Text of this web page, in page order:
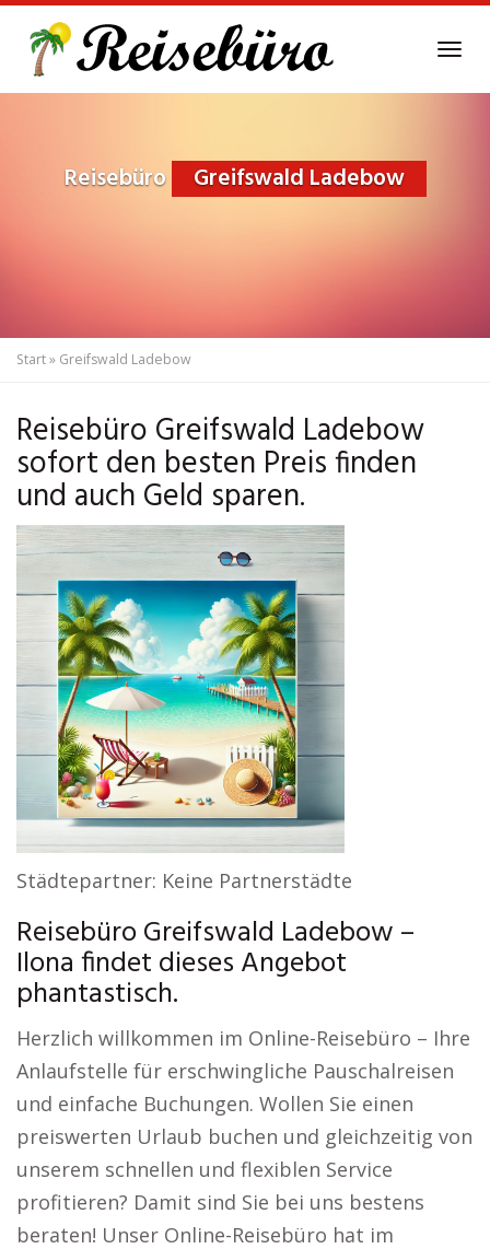
main
Reisebüro Greifswald Ladebow
Start» Greifswald Ladebow
Reisebüro Greifswald Ladebow
sofort den besten Preis finden
und auch Geld sparen.
Städtepartner: Keine Partnerstädte
Reisebüro Greifswald Ladebow –
Ilona findet dieses Angebot
phantastisch.
Herzlich willkommen im Online-Reisebüro – Ihre
Anlaufstelle für erschwingliche Pauschalreisen
und einfache Buchungen. Wollen Sie einen
preiswerten Urlaub buchen und gleichzeitig von
unserem schnellen und flexiblen Service
profitieren? Damit sind Sie bei uns bestens
beraten! Unser Online-Reisebüro hat im